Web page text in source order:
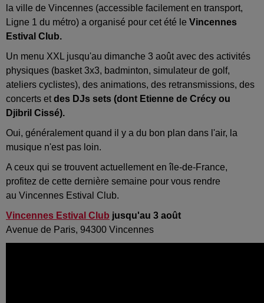
la ville de Vincennes (accessible facilement en transport,
Ligne 1 du métro) a organisé pour cet été le Vincennes
Estival Club.
Un menu XXL jusqu'au dimanche 3 août avec des activités
physiques (basket 3x3, badminton, simulateur de golf,
ateliers cyclistes), des animations, des retransmissions, des
concerts etdes DJs sets (dont Etienne de Crécy ou
Djibril Cissé).
Oui, généralement quand il y a du bon plan dans l'air, la
musique n'est pas loin.
A ceux qui se trouvent actuellement en île-de-France,
profitez de cette dernière semaine pour vous rendre
au Vincennes Estival Club.
Vincennes Estival Club jusqu'au 3 août
Avenue de Paris, 94300 Vincennes